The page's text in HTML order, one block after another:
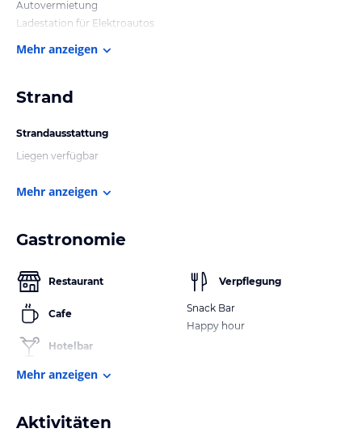
Autovermietung
Ladestation für Elektroautos
Mehr anzeigen
Strand
Strandausstattung
Liegen verfügbar
Mehr anzeigen
Gastronomie
Restaurant
Cafe
Hotelbar
Verpflegung
Snack Bar
Happy hour
Mehr anzeigen
Aktivitäten